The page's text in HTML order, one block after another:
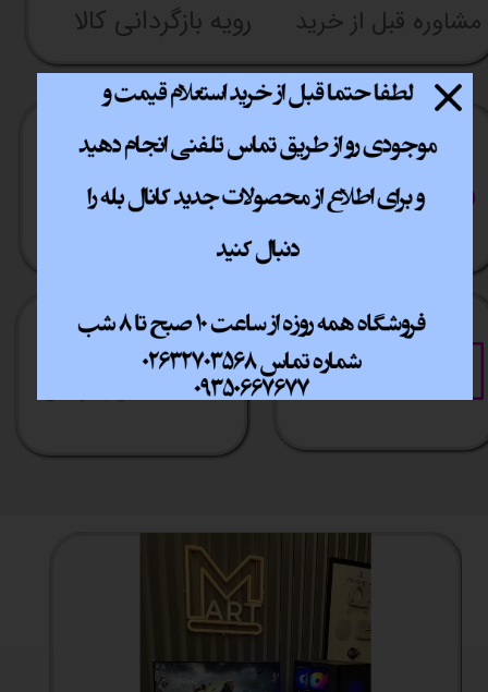
مشاوره قبل از خرید رویه بازگردانی کالا
​7روز هفته 10تا 20
ارسال سریع
​​سراسر ایران
خرید آسان
فقط با چند کلیک
خرید قسطی